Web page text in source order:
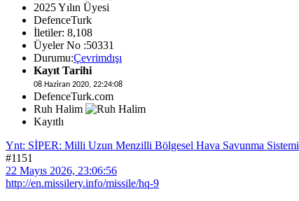
2025 Yılın Üyesi
DefenceTurk
İletiler: 8,108
Üyeler No :50331
Durumu:Çevrimdışı
Kayıt Tarihi
08 Haziran 2020, 22:24:08
DefenceTurk.com
Ruh Halim
Kayıtlı
Ynt: SİPER: Milli Uzun Menzilli Bölgesel Hava Savunma Sistemi
#1151
22 Mayıs 2026, 23:06:56
http://en.missilery.info/missile/hq-9